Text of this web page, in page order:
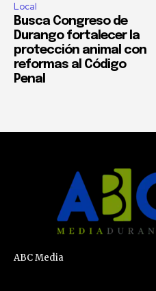
Local
Busca Congreso de
Durango fortalecer la
protección animal con
reformas al Código
Penal
ABC Media